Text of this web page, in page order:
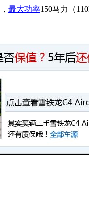
， 最大功率150马力（